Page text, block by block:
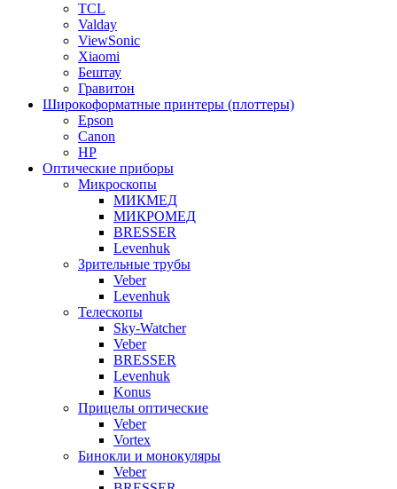
TCL
Valday
ViewSonic
Xiaomi
Бештау
Гравитон
Широкоформатные принтеры (плоттеры)
Epson
Canon
HP
Оптические приборы
Микроскопы
МИКМЕД
МИКРОМЕД
BRESSER
Levenhuk
Зрительные трубы
Veber
Levenhuk
Телескопы
Sky-Watcher
Veber
BRESSER
Levenhuk
Konus
Прицелы оптические
Veber
Vortex
Бинокли и монокуляры
Veber